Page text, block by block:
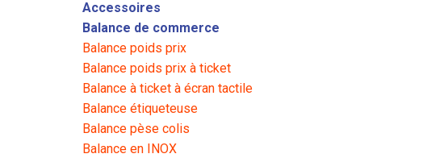
Accessoires
Balance de commerce
Balance poids prix
Balance poids prix à ticket
Balance à ticket à écran tactile
Balance étiqueteuse
Balance pèse colis
Balance en INOX